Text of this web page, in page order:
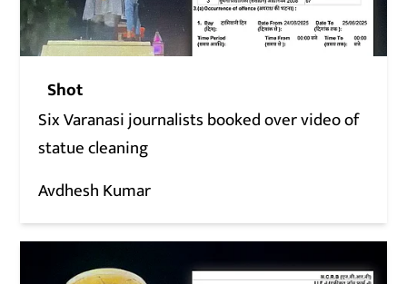
Shot
Six Varanasi journalists booked over video of
statue cleaning
Avdhesh Kumar